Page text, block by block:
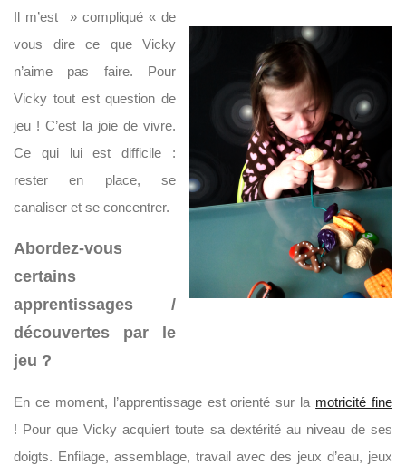
Il m’est » compliqué « de
vous dire ce que Vicky
n’aime pas faire. Pour
Vicky tout est question de
jeu ! C’est la joie de vivre.
Ce qui lui est difficile :
rester en place, se
canaliser et se concentrer.
Abordez-vous
certains
apprentissages /
découvertes par le
jeu ?
En ce moment, l’apprentissage est orienté sur la motricité fine
! Pour que Vicky acquiert toute sa dextérité au niveau de ses
doigts. Enfilage, assemblage, travail avec des jeux d’eau, jeux